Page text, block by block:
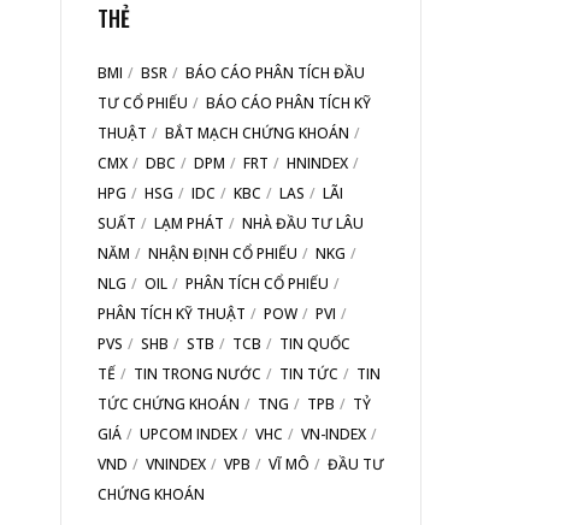
THẺ
BMI BSR
BÁO CÁO PHÂN TÍCH ĐẦU
TƯ CỔ PHIẾU
BÁO CÁO PHÂN TÍCH KỸ
THUẬT
BẮT MẠCH CHỨNG KHOÁN
CMX
DBC DPM FRT
HNINDEX
HPG
HSG IDC KBC LAS
LÃI
SUẤT
LẠM PHÁT
NHÀ ĐẦU TƯ LÂU
NĂM
NHẬN ĐỊNH CỔ PHIẾU
NKG
NLG
OIL
PHÂN TÍCH CỔ PHIẾU
PHÂN TÍCH KỸ THUẬT
POW
PVI
PVS
SHB STB TCB
TIN QUỐC
TẾ
TIN TRONG NƯỚC TIN TỨC
TIN
TỨC CHỨNG KHOÁN
TNG TPB
TỶ
GIÁ
UPCOM INDEX VHC
VN-INDEX
VND
VNINDEX VPB VĨ MÔ
ĐẦU TƯ
CHỨNG KHOÁN